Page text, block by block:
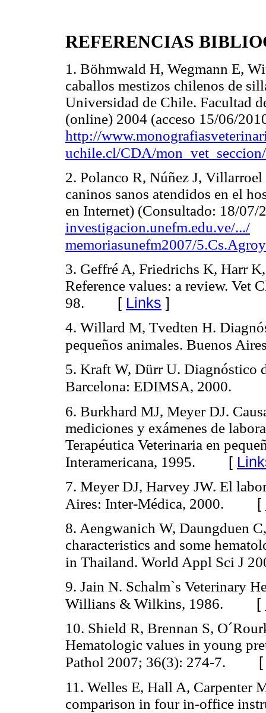
REFERENCIAS
1. Böhmwald H, Wegmann E,
caballos mestizos chilenos de
Universidad de Chile. Facultad
(online) 2004 (acceso 15/06/
http://
uchile.cl/CDA/
2. Polanco R, Núñez J,
caninos sanos atendidos en el
en Internet) (Consultado: 18/07/
investigacion.unefm.edu.ve/.../
memoriasunefm2007/
3. Geffré A, Friedrichs K, Harr
Reference values: a review. Vet
98. [ Links ]
4. Willard M, Tvedten H.
pequeños animales. Buenos
5. Kraft W, Dürr U. Diagnóstico
Barcelona: EDIMSA, 2000.
6. Burkhard MJ, Meyer DJ.
mediciones y exámenes de
Terapéutica Veterinaria en
Interamericana, 1995. [
7. Meyer DJ, Harvey JW. El
Aires: Inter-Médica, 2000. [
8. Aengwanich W, Daungduen
characteristics and some
in Thailand. World Appl Sci J
9. Jain N. Schalm`s Veterinary
Willians & Wilkins, 1986. [
10. Shield R, Brennan S,
Hematologic values in young
Pathol 2007; 36(3): 274-7.
11. Welles E, Hall A, Carpenter
comparison in four in-office